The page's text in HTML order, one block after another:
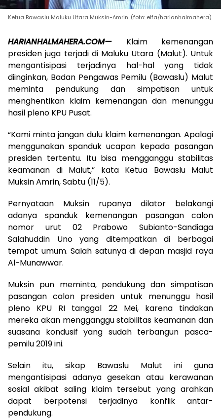
Ketua Bawaslu Maluku Utara Muksin-Amrin. (foto: elfa/harianhalmahera)
HARIANHALMAHERA.COM— Klaim kemenangan
presiden juga terjadi di Maluku Utara (Malut). Untuk
mengantisipasi terjadinya hal-hal yang tidak
diinginkan, Badan Pengawas Pemilu (Bawaslu) Malut
meminta pendukung dan simpatisan untuk
menghentikan klaim kemenangan dan menunggu
hasil pleno KPU Pusat.
“Kami minta jangan dulu klaim kemenangan. Apalagi
menggunakan spanduk ucapan kepada pasangan
presiden tertentu. Itu bisa mengganggu stabilitas
keamanan di Malut,” kata Ketua Bawaslu Malut
Muksin Amrin, Sabtu (11/5).
Pernyataan Muksin rupanya dilator belakangi
adanya spanduk kemenangan pasangan calon
nomor urut 02 Prabowo Subianto-Sandiaga
Salahuddin Uno yang ditempatkan di berbagai
tempat umum. Salah satunya di depan masjid raya
Al-Munawwar.
Muksin pun meminta, pendukung dan simpatisan
pasangan calon presiden untuk menunggu hasil
pleno KPU RI tanggal 22 Mei, karena tindakan
mereka akan mengganggu stabilitas keamanan dan
suasana kondusif yang sudah terbangun pasca-
pemilu 2019 ini.
Selain itu, sikap Bawaslu Malut ini guna
mengantisipasi adanya gesekan atau kerawanan
sosial akibat saling klaim tersebut yang arahkan
dapat berpotensi terjadinya konflik antar-
pendukung.